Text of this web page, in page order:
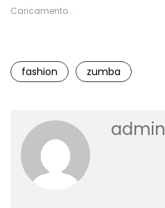
Caricamento...
fashion zumba
admin